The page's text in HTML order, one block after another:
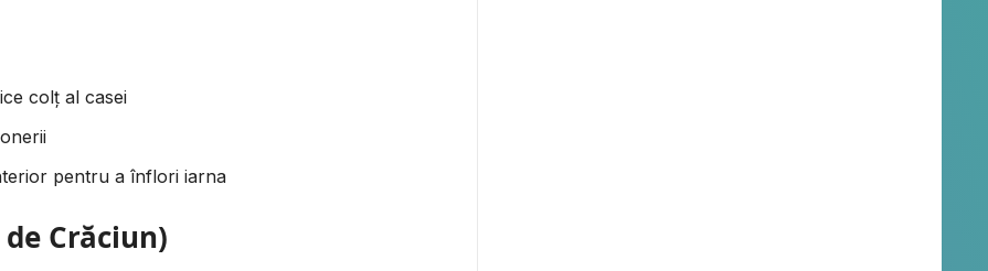
colț al casei
pentru a înflori iarna
Crăciun)